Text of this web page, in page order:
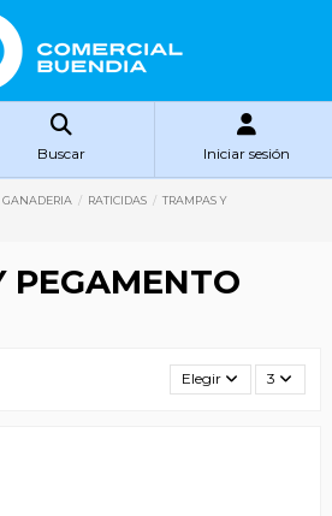
Buscar Iniciar sesión
GANADERIA RATICIDAS
TRAMPAS Y
PEGAMENTO
Elegir 3